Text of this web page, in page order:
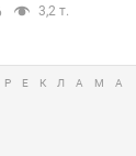
3,2 т.